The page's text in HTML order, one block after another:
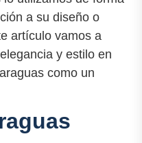
a su diseño o
artículo vamos a
y estilo en
como un